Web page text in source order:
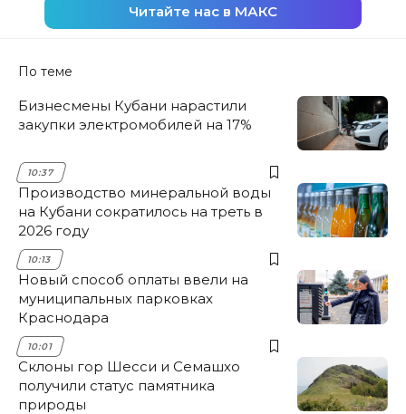
Читайте нас в МАКС
По теме
Бизнесмены Кубани нарастили
закупки электромобилей на 17%
10:37
Производство минеральной воды
на Кубани сократилось на треть в
2026 году
10:13
Новый способ оплаты ввели на
муниципальных парковках
Краснодара
10:01
Склоны гор Шесси и Семашхо
получили статус памятника
природы